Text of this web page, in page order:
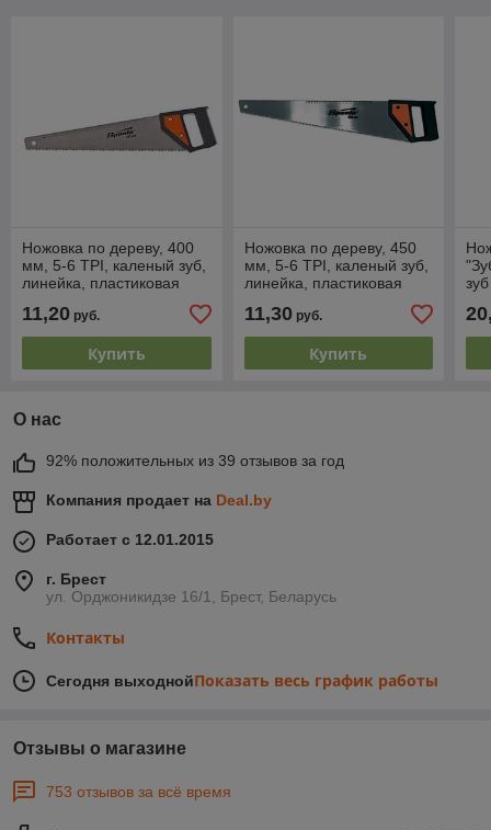
Ножовка по дереву, 400
мм, 5-6 TPI, каленый зуб,
линейка, пластиковая
11,20 руб.
Купить
Ножовка по дереву, 450
мм, 5-6 TPI, каленый зуб,
линейка, пластиковая
11,30руб.
Купить
О нас
92% положительных из 39 отзывов за год
Компания продает на Deal.by
Работает с 12.01.2015
г. Брест
ул. Орджоникидзе 16/1, Брест, Беларусь
Контакты
Сегодня выходнойПоказать весь график работы
Отзывы о магазине
753 отзывов за всё время